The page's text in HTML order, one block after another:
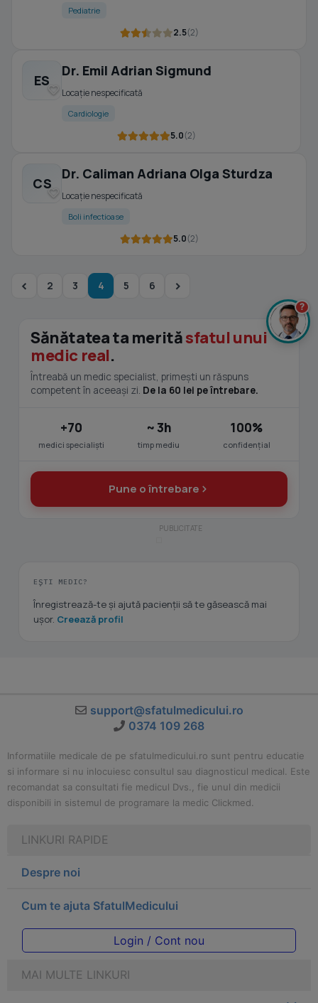
Pediatrie
2.5(2)
ES
Dr. Emil Adrian Sigmund
Locație nespecificată
Cardiologie
5.0(2)
CS
Dr. Caliman Adriana Olga Sturdza
Locație nespecificată
Boli infectioase
5.0(2)
2 3 4 5 6
Sănătatea ta merităsfatul unui
medic real.
Întreabă un medic specialist, primești un răspuns
competent în aceeași zi. De la 60 lei pe întrebare.
+70
medici specialiști
~ 3h
timp mediu
100%
confidențial
Pune o întrebare
EȘTI MEDIC?
Înregistrează-te și ajută pacienții să te găsească mai
ușor. Creează profil
support@sfatulmedicului.ro
0374 109 268
Informatiile medicale de pe sfatulmedicului.ro sunt pentru educatie
si informare si nu inlocuiesc consultul sau diagnosticul medical. Este
recomandat sa consultati fie medicul Dvs., fie unul din medicii
disponibili in sistemul de programare la medic Clickmed.
LINKURI RAPIDE
Despre noi
Cum te ajuta SfatulMedicului
Login / Cont nou
MAI MULTE LINKURI
?